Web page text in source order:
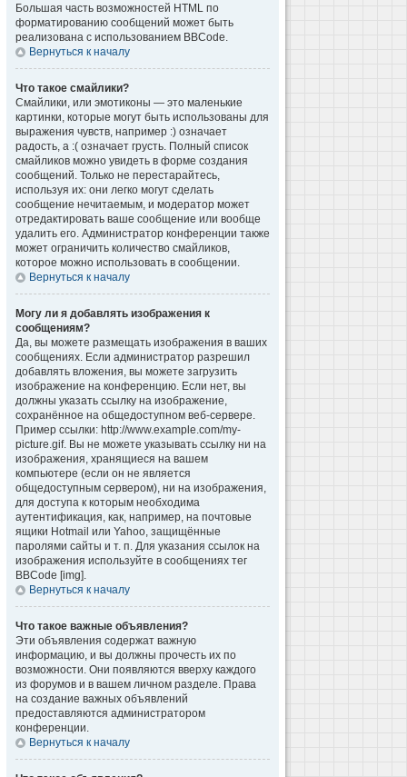
Большая часть возможностей HTML по
форматированию сообщений может быть
реализована с использованием BBCode.
Вернуться к началу
Что такое смайлики?
Смайлики, или эмотиконы — это маленькие
картинки, которые могут быть использованы для
выражения чувств, например :) означает
радость, а :( означает грусть. Полный список
смайликов можно увидеть в форме создания
сообщений. Только не перестарайтесь,
используя их: они легко могут сделать
сообщение нечитаемым, и модератор может
отредактировать ваше сообщение или вообще
удалить его. Администратор конференции также
может ограничить количество смайликов,
которое можно использовать в сообщении.
Вернуться к началу
Могу ли я добавлять изображения к
сообщениям?
Да, вы можете размещать изображения в ваших
сообщениях. Если администратор разрешил
добавлять вложения, вы можете загрузить
изображение на конференцию. Если нет, вы
должны указать ссылку на изображение,
сохранённое на общедоступном веб-сервере.
Пример ссылки: http://www.example.com/my-
picture.gif. Вы не можете указывать ссылку ни на
изображения, хранящиеся на вашем
компьютере (если он не является
общедоступным сервером), ни на изображения,
для доступа к которым необходима
аутентификация, как, например, на почтовые
ящики Hotmail или Yahoo, защищённые
паролями сайты и т. п. Для указания ссылок на
изображения используйте в сообщениях тег
BBCode [img].
Вернуться к началу
Что такое важные объявления?
Эти объявления содержат важную
информацию, и вы должны прочесть их по
возможности. Они появляются вверху каждого
из форумов и в вашем личном разделе. Права
на создание важных объявлений
предоставляются администратором
конференции.
Вернуться к началу